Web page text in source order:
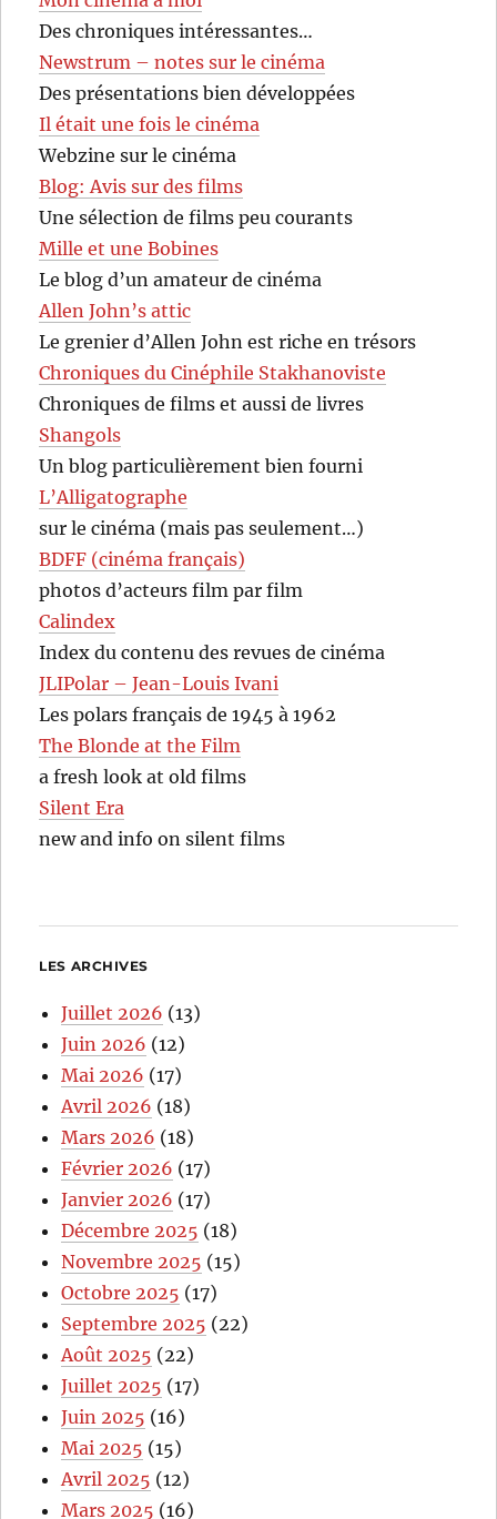
Des chroniques intéressantes…
Newstrum – notes sur le cinéma
Des présentations bien développées
Il était une fois le cinéma
Webzine sur le cinéma
Blog: Avis sur des films
Une sélection de films peu courants
Mille et une Bobines
Le blog d’un amateur de cinéma
Allen John’s attic
Le grenier d’Allen John est riche en trésors
Chroniques du Cinéphile Stakhanoviste
Chroniques de films et aussi de livres
Shangols
Un blog particulièrement bien fourni
L’Alligatographe
sur le cinéma (mais pas seulement…)
BDFF (cinéma français)
photos d’acteurs film par film
Calindex
Index du contenu des revues de cinéma
JLIPolar – Jean-Louis Ivani
Les polars français de 1945 à 1962
The Blonde at the Film
a fresh look at old films
Silent Era
new and info on silent films
LES ARCHIVES
Juillet 2026 (13)
Juin 2026 (12)
Mai 2026 (17)
Avril 2026 (18)
Mars 2026 (18)
Février 2026 (17)
Janvier 2026 (17)
Décembre 2025 (18)
Novembre 2025 (15)
Octobre 2025 (17)
Septembre 2025 (22)
Août 2025 (22)
Juillet 2025 (17)
Juin 2025 (16)
Mai 2025 (15)
Avril 2025 (12)
Mars 2025 (16)